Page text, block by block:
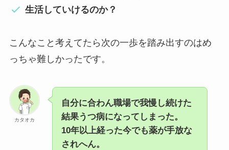
生活していけるのか？
こんなこと考えてたら次の一歩を踏み出すのはめ
っちゃ難しかったです。
カタオカ
自分に合わん職場で我慢し続けた
結果うつ病になってしまった。
10年以上経った今でも薬が手放な
されへん。